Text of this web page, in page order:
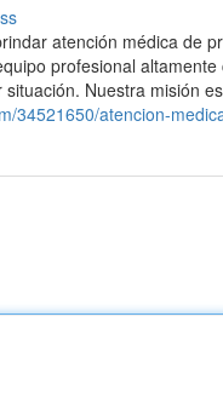
atención médica de
profesional
Nuestra misión
34521650/atencion-